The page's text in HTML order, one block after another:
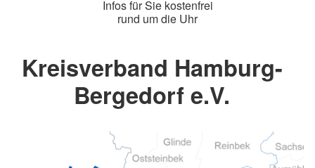
Infos für Sie kostenfrei
rund um die Uhr
Kreisverband Hamburg-
Bergedorf e.V.